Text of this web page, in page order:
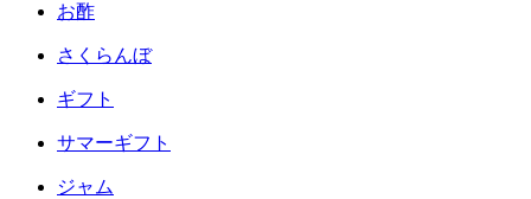
お酢
さくらんぼ
ギフト
サマーギフト
ジャム